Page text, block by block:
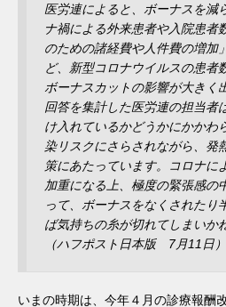
医労連によると、ボーナスを減
ナ禍による外来患者や入院患者
のための諸経費や人件費の増加
ど、新型コロナウイルスの患者
ボーナスカットの影響が大きく
回答を集計した医労連の担当者
け入れているかどうかにかかわ
染リスクにさらされながら、発
策にあたっています。コロナに
加重になる上、極度の緊張感の
って、ボーナスをなくされたり
ば気持ちの糸が切れてしまいか
（ハフポスト日本版 7月11日）
いまの時期は、今年４月の診療報酬